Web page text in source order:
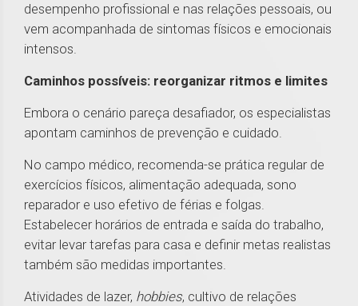
desempenho profissional e nas relações pessoais, ou
vem acompanhada de sintomas físicos e emocionais
intensos.
Caminhos possíveis: reorganizar ritmos e limites
Embora o cenário pareça desafiador, os especialistas
apontam caminhos de prevenção e cuidado.
No campo médico, recomenda-se prática regular de
exercícios físicos, alimentação adequada, sono
reparador e uso efetivo de férias e folgas.
Estabelecer horários de entrada e saída do trabalho,
evitar levar tarefas para casa e definir metas realistas
também são medidas importantes.
Atividades de lazer, hobbies, cultivo de relações